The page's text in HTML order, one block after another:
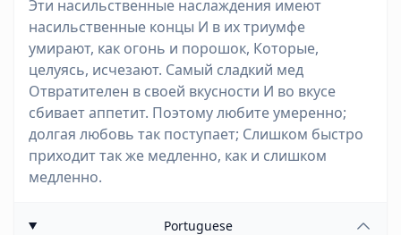
Эти насильственные наслаждения имеют
насильственные концы И в их триумфе
умирают, как огонь и порошок, Которые,
целуясь, исчезают. Самый сладкий мед
Отвратителен в своей вкусности И во вкусе
сбивает аппетит. Поэтому любите умеренно;
долгая любовь так поступает; Слишком быстро
приходит так же медленно, как и слишком
медленно.
Portuguese